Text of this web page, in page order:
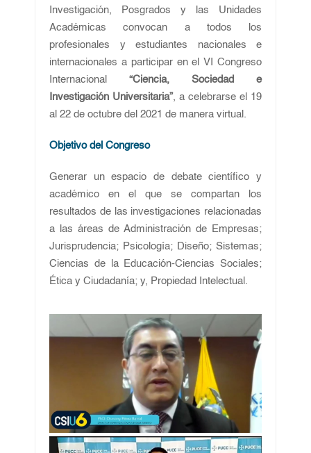
Investigación, Posgrados y las Unidades
Académicas convocan a todos los
profesionales y estudiantes nacionales e
internacionales a participar en el VI Congreso
Internacional “Ciencia, Sociedad e
Investigación Universitaria”, a celebrarse el 19
al 22 de octubre del 2021 de manera virtual.
Objetivo del Congreso
Generar un espacio de debate científico y
académico en el que se compartan los
resultados de las investigaciones relacionadas
a las áreas de Administración de Empresas;
Jurisprudencia; Psicología; Diseño; Sistemas;
Ciencias de la Educación-Ciencias Sociales;
Ética y Ciudadanía; y, Propiedad Intelectual.